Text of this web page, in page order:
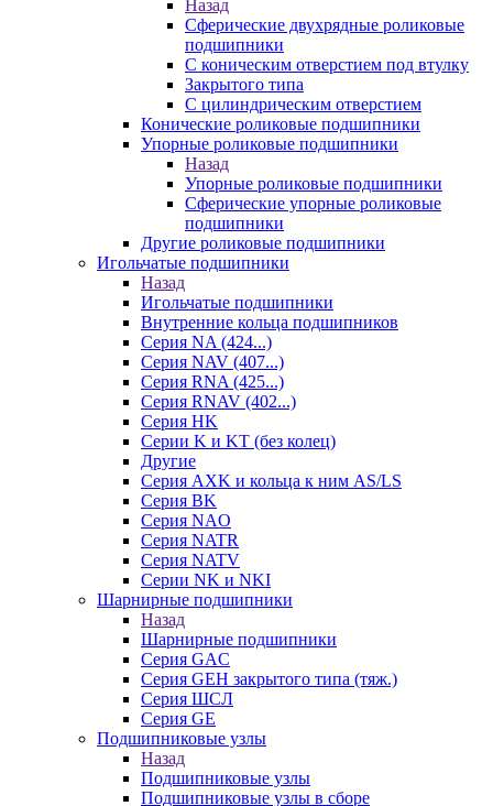
Назад
Сферические двухрядные роликовые
подшипники
С коническим отверстием под втулку
Закрытого типа
С цилиндрическим отверстием
Конические роликовые подшипники
Упорные роликовые подшипники
Назад
Упорные роликовые подшипники
Сферические упорные роликовые
подшипники
Другие роликовые подшипники
Игольчатые подшипники
Назад
Игольчатые подшипники
Внутренние кольца подшипников
Серия NA (424...)
Серия NAV (407...)
Серия RNA (425...)
Серия RNAV (402...)
Серия HK
Серии K и KT (без колец)
Другие
Серия AXK и кольца к ним AS/LS
Серия BK
Серия NAO
Серия NATR
Серия NATV
Серии NK и NKI
Шарнирные подшипники
Назад
Шарнирные подшипники
Серия GAC
Серия GEH закрытого типа (тяж.)
Серия ШСЛ
Серия GE
Подшипниковые узлы
Назад
Подшипниковые узлы
Подшипниковые узлы в сборе